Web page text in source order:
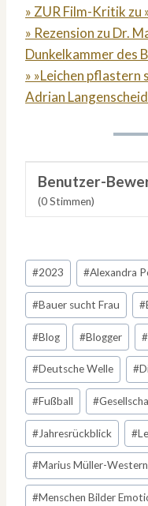
» ZUR Film-Kritik zu
» Rezension zu Dr.
Dunkelkammer des
» »Leichen pflastern
Adrian
Benutzer-
(0Stimmen)
Schlagworte:
#2023 #Alexandra
#Bauer sucht Frau #
#Blog #Blogger #
#Deutsche Welle #
#Fußball #
#Jahresrückblick #
#Marius Müller-
#Menschen Bilder